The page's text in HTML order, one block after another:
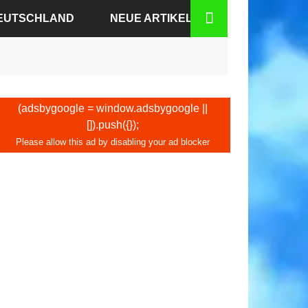
NEUE ARTIKEL
(adsbygoogle = window.adsbygoogle ||
[]).push({});